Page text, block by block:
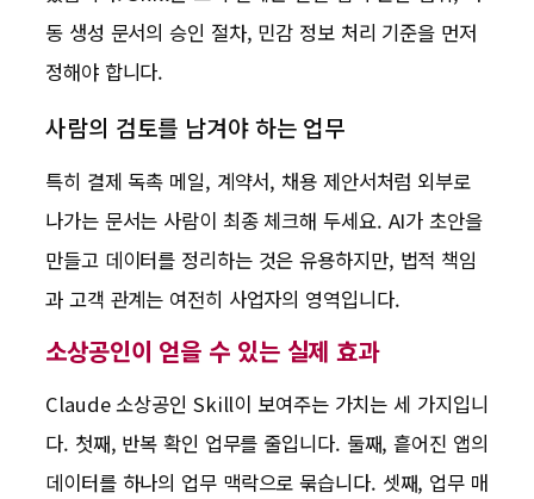
동 생성 문서의 승인 절차, 민감 정보 처리 기준을 먼저
정해야 합니다.
사람의 검토를 남겨야 하는 업무
특히 결제 독촉 메일, 계약서, 채용 제안서처럼 외부로
나가는 문서는 사람이 최종 체크해 두세요. AI가 초안을
만들고 데이터를 정리하는 것은 유용하지만, 법적 책임
과 고객 관계는 여전히 사업자의 영역입니다.
소상공인이 얻을 수 있는 실제 효과
Claude 소상공인 Skill이 보여주는 가치는 세 가지입니
다. 첫째, 반복 확인 업무를 줄입니다. 둘째, 흩어진 앱의
데이터를 하나의 업무 맥락으로 묶습니다. 셋째, 업무 매